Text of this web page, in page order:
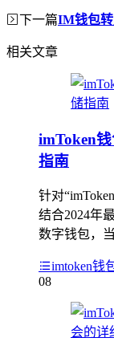
下一篇IM钱包转
相关文章
imToken
指南
针对
结合2024年
数字钱包，
imtoken钱
08